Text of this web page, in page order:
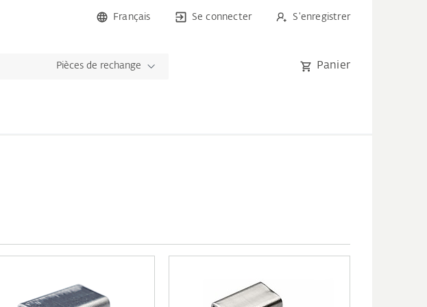
Français Se connecter S'enregistrer
Pièces de rechange Panier